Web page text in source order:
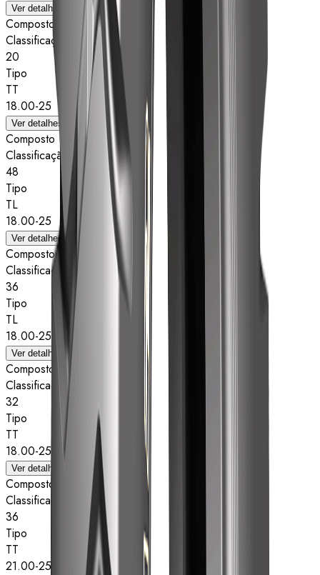
Ver detalhes
Composto
Classificação de estrelas
20
Tipo
TT
18.00-25
Ver detalhes
Composto
Classificação de estrelas
48
Tipo
TL
18.00-25
Ver detalhes
Composto
Classificação de estrelas
36
Tipo
TL
18.00-25
Ver detalhes
Composto
Classificação de estrelas
32
Tipo
TT
18.00-25
Ver detalhes
Composto
Classificação de estrelas
36
Tipo
TT
21.00-25